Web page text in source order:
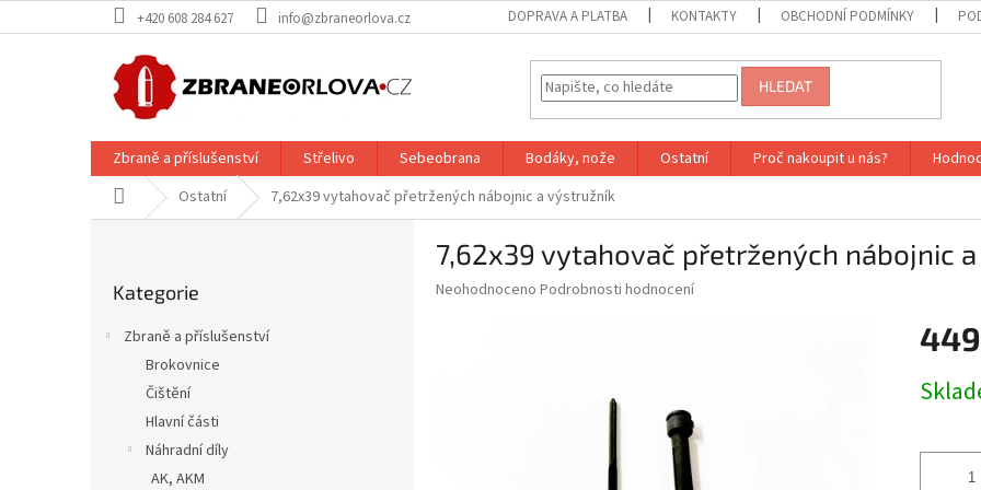
na
+420 608 284 627 info@zbraneorlova.cz DOPRAVA A PLATBA KONTAKTY OBCHODNÍ PODMÍNKY
HLEDAT
Zbraně a příslušenství Střelivo Sebeobrana Bodáky, nože Ostatní Proč nakoupit u nás?
Domů Ostatní 7,62x39 vytahovač přetržených nábojnic a výstružník
kategorie
Kategorie
Zbraně a příslušenství
Brokovnice
Čištění
Hlavní části
Náhradní díly
AK, AKM
7,62x39 vytahovač přetržených nábojnic
Průměrné
Neohodnoceno Podrobnosti hodnocení
cena: